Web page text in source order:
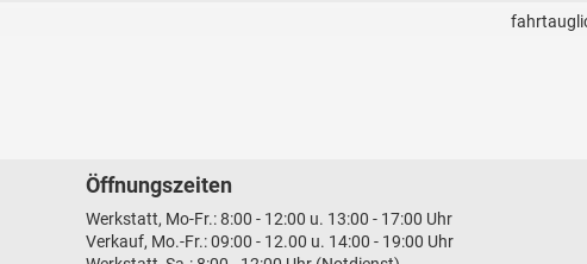
Öffnungszeiten
Werkstatt, Mo-Fr.: 8:00 - 12:00 u. 13:00 - 17:00 Uhr
Verkauf, Mo.-Fr.: 09:00 - 12.00 u. 14:00 - 19:00 Uhr